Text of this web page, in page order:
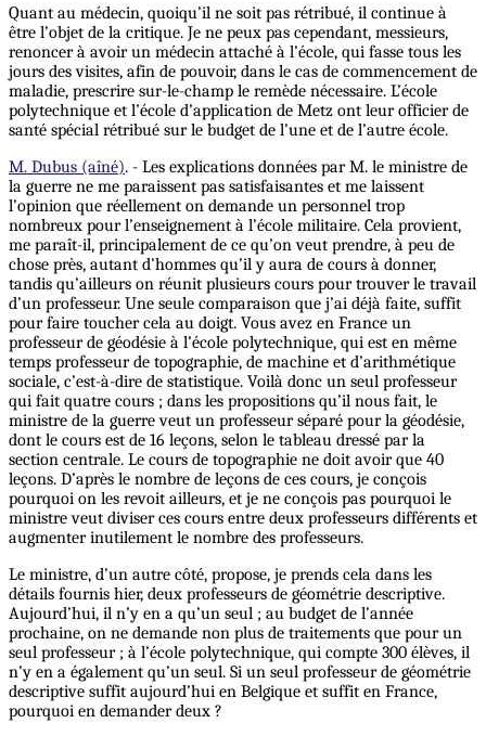
Quant au médecin, quoiqu’il ne soit pas rétribué, il continue à
être l’objet de la critique. Je ne peux pas cependant, messieurs,
renoncer à avoir un médecin attaché à l’école, qui fasse tous les
jours des visites, afin de pouvoir, dans le cas de commencement de
maladie, prescrire sur-le-champ le remède nécessaire. L’école
polytechnique et l’école d’application de Metz ont leur officier de
santé spécial rétribué sur le budget de l’une et de l’autre école.
M. Dubus (aîné). - Les explications données par M. le ministre de
la guerre ne me paraissent pas satisfaisantes et me laissent
l’opinion que réellement on demande un personnel trop
nombreux pour l’enseignement à l’école militaire. Cela provient,
me paraît-il, principalement de ce qu’on veut prendre, à peu de
chose près, autant d’hommes qu’il y aura de cours à donner,
tandis qu’ailleurs on réunit plusieurs cours pour trouver le travail
d’un professeur. Une seule comparaison que j’ai déjà faite, suffit
pour faire toucher cela au doigt. Vous avez en France un
professeur de géodésie à l’école polytechnique, qui est en même
temps professeur de topographie, de machine et d’arithmétique
sociale, c’est-à-dire de statistique. Voilà donc un seul professeur
qui fait quatre cours ; dans les propositions qu’il nous fait, le
ministre de la guerre veut un professeur séparé pour la géodésie,
dont le cours est de 16 leçons, selon le tableau dressé par la
section centrale. Le cours de topographie ne doit avoir que 40
leçons. D’après le nombre de leçons de ces cours, je conçois
pourquoi on les revoit ailleurs, et je ne conçois pas pourquoi le
ministre veut diviser ces cours entre deux professeurs différents et
augmenter inutilement le nombre des professeurs.
Le ministre, d’un autre côté, propose, je prends cela dans les
détails fournis hier, deux professeurs de géométrie descriptive.
Aujourd’hui, il n’y en a qu’un seul ; au budget de l’année
prochaine, on ne demande non plus de traitements que pour un
seul professeur ; à l’école polytechnique, qui compte 300 élèves, il
n’y en a également qu’un seul. Si un seul professeur de géométrie
descriptive suffit aujourd’hui en Belgique et suffit en France,
pourquoi en demander deux ?